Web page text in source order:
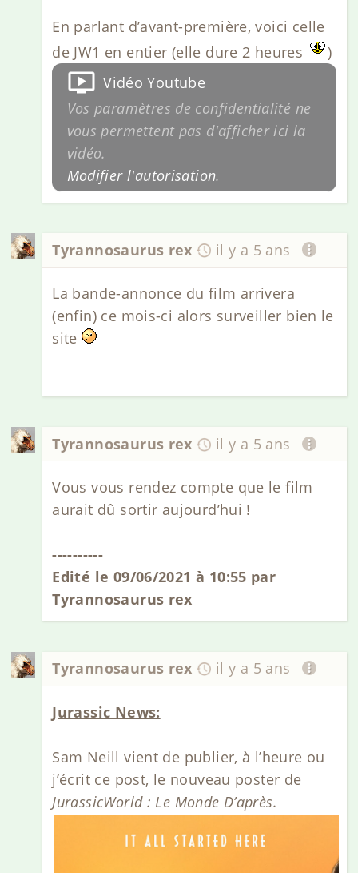
En parlant d’avant-première, voici celle
de JW1 en entier (elle dure 2 heures
)
Vidéo Youtube
Vos paramètres de confidentialité ne
vous permettent pas d'afficher ici la
vidéo.
Modifier l'autorisation.
Tyrannosaurus rex il y a 5 ans
La bande-annonce du film arrivera
(enfin) ce mois-ci alors surveiller bien le
site
Tyrannosaurus rex il y a 5 ans
Vous vous rendez compte que le film
aurait dû sortir aujourd’hui !
----------
Edité le 09/06/2021 à 10:55 par
Tyrannosaurus rex
Tyrannosaurus rex il y a 5 ans
Jurassic News:
Sam Neill vient de publier, à l’heure ou
j’écrit ce post, le nouveau poster de
JurassicWorld : Le Monde D’après.